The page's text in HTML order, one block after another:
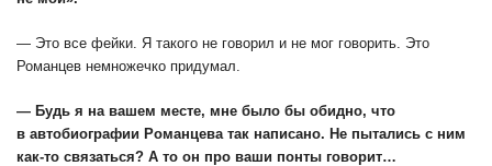
— Это все фейки. Я такого не говорил и не мог говорить. Это
Романцев немножечко придумал.
— Будь я на вашем месте, мне было бы обидно, что
в автобиографии Романцева так написано. Не пытались с ним
как-то связаться? А то он про ваши понты говорит…